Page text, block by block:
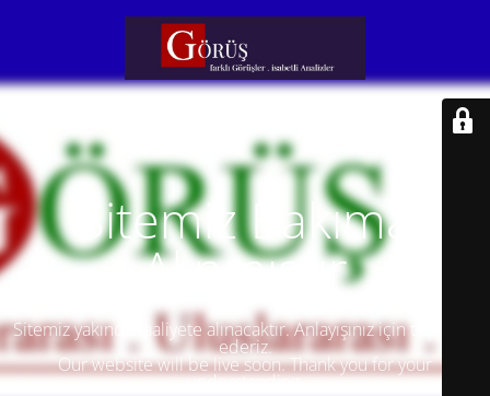
Sitemiz Bakıma
Alınmıştır
Sitemiz yakında faaliyete alınacaktır. Anlayışınız için teşekkür
ederiz.
Our website will be live soon. Thank you for your
understanding.